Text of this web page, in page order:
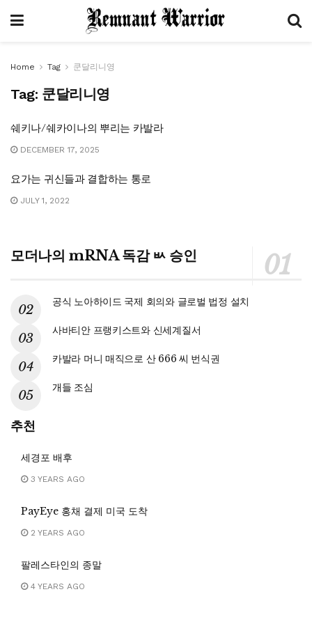
Home Tag 쿤달리니영
Tag: 쿤달리니영
쉐키나/쉐카이나의 뿌리는 카발라
DECEMBER 17, 2025
요가는 귀신들과 결합하는 통로
JULY 1, 2022
모더나의 mRNA 독감 ㅄ 승인
공식 노아하이드 국제 회의와 글로벌 법정 설치
사바티안 프랭키스트와 신세계질서
카발라 머니 매직으로 산 666 씨 번식권
개들 조심
추천
세경포 배후
3 YEARS AGO
PayEye 홍채 결제 미국 도착
2 YEARS AGO
팔레스타인의 종말
4 YEARS AGO